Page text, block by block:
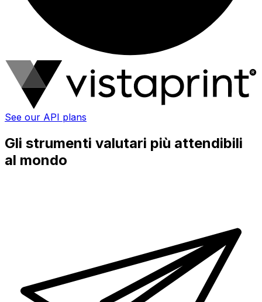
See our API plans
Gli strumenti valutari più attendibili
al mondo